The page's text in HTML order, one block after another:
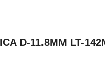
D-11.8MM LT-